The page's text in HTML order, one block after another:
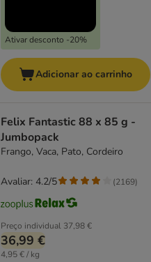
Ativar desconto -20%
Adicionar ao carrinho
Felix Fantastic 88 x 85 g -
Jumbopack
Frango, Vaca, Pato, Cordeiro
Preço individual 37,98 €
36,99 €
4,95 € / kg
Avaliar: 4.2/5 (2169)